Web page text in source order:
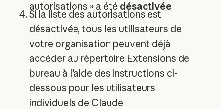
autorisations » a été désactivée
Si la liste des autorisations est
désactivée, tous les utilisateurs de
votre organisation peuvent déjà
accéder au répertoire Extensions de
bureau à l'aide des instructions ci-
dessous pour les utilisateurs
individuels de Claude